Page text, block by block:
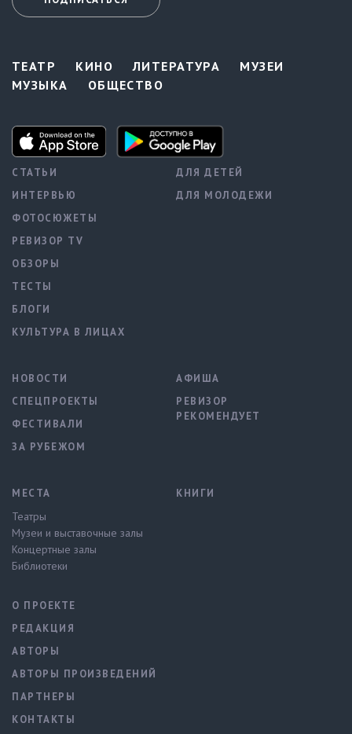
ТЕАТР КИНО ЛИТЕРАТУРА
МУЗЕИ
МУЗЫКА
ОБЩЕСТВО
СТАТЬИ
ИНТЕРВЬЮ
ФОТОСЮЖЕТЫ
РЕВИЗОР TV
ОБЗОРЫ
ТЕСТЫ
БЛОГИ
КУЛЬТУРА В ЛИЦАХ
ДЛЯ ДЕТЕЙ
ДЛЯ МОЛОДЕЖИ
НОВОСТИ
СПЕЦПРОЕКТЫ
ФЕСТИВАЛИ
ЗА РУБЕЖОМ
АФИША
РЕВИЗОР
РЕКОМЕНДУЕТ
МЕСТА
Театры
Музеи и выставочные залы
Концертные залы
Библиотеки
КНИГИ
О ПРОЕКТЕ
РЕДАКЦИЯ
АВТОРЫ
АВТОРЫ ПРОИЗВЕДЕНИЙ
ПАРТНЕРЫ
КОНТАКТЫ